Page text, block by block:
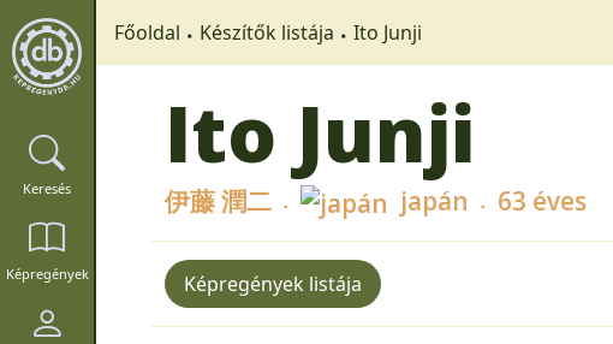
Keresés
Képregények
Főoldal Készítők listája Ito Junji
Ito Junji
伊藤 潤二 japán 63 éves
Képregények listája